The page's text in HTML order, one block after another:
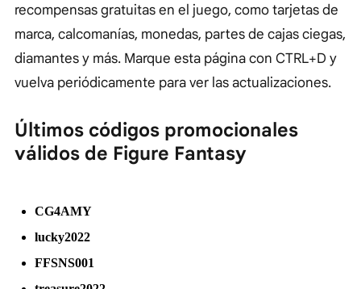
recompensas gratuitas en el juego, como tarjetas de
marca, calcomanías, monedas, partes de cajas ciegas,
diamantes y más. Marque esta página con CTRL+D y
vuelva periódicamente para ver las actualizaciones.
Últimos códigos promocionales
válidos de Figure Fantasy
CG4AMY
lucky2022
FFSNS001